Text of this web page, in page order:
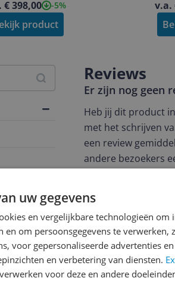
€ 398,00 -5%
product
v.a.
Reviews
Er zijn nog geen
Heb jij dit product
met het schrijven
een review
andere bezoekers
Cijfer
Welk cijfer geef jij
2
1
uw gegevens
en vergelijkbare technologieën
en om persoonsgegevens te verwerken,
voor gepersonaliseerde advertenties
en verbetering van diensten.
voor deze en andere